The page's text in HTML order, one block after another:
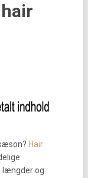
Hair
længder og